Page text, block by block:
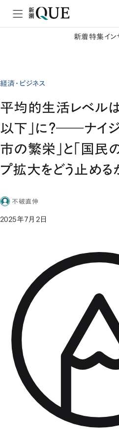
新着特集 イン
経済・ビジネス
平均的生活レベル
以下」に？――ナイジ
市の繁栄」と「国民
プ拡大をどう止める
不破直伸
2025年7月2日